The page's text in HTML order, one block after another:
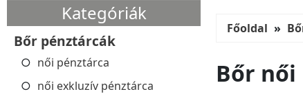
Kategóriák
Bőr pénztárcák
női pénztárca
női exkluzív pénztárca
Főoldal
Bőr